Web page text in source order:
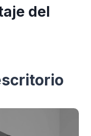
del